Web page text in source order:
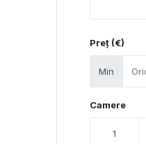
Preț (€)
Min
Camere
1